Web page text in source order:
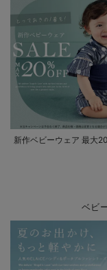
新作ベビーウェア 最大
ベビ